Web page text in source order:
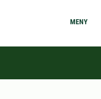
MENY